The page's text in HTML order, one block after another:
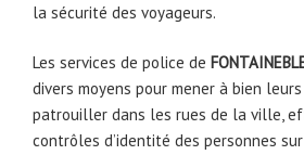
la sécurité des voyageurs.
Les services de police de
divers moyens pour mener à bien
patrouiller dans les rues de la ville,
contrôles d’identité des personnes